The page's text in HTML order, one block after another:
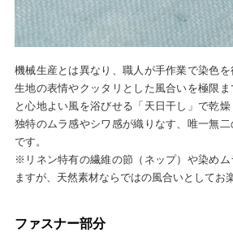
機械生産とは異なり、職人が手作業で染色を
生地の表情やクッタリとした風合いを極限
と心地よい風を浴びせる「天日干し」で乾燥
独特のムラ感やシワ感が織りなす、唯一無
です。
※リネン特有の繊維の節（ネップ）や染めム
ますが、天然素材ならではの風合いとしてお
ファスナー部分